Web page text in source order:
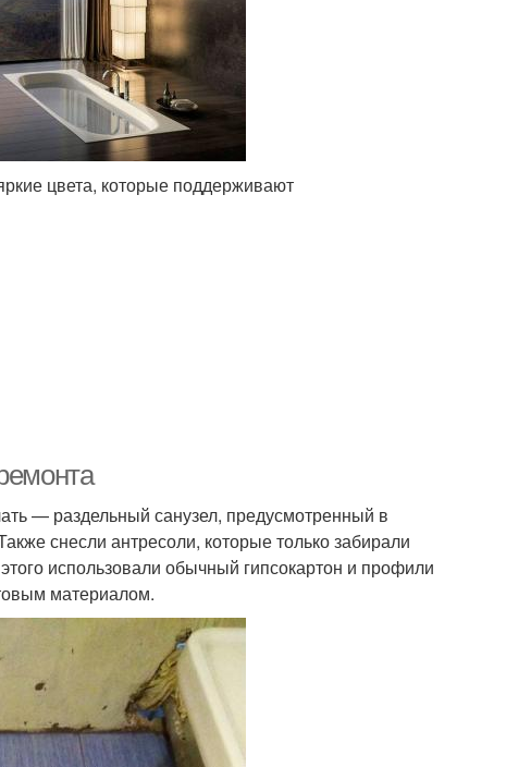
цвета, которые поддерживают
— раздельный санузел, предусмотренный в
снесли антресоли, которые только забирали
использовали обычный гипсокартон и профили
материалом.